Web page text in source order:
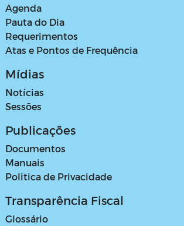
Agenda
Pauta do Dia
Requerimentos
Atas e Pontos de Frequência
Mídias
Notícias
Sessões
Publicações
Documentos
Manuais
Politica de Privacidade
Transparência Fiscal
Glossário